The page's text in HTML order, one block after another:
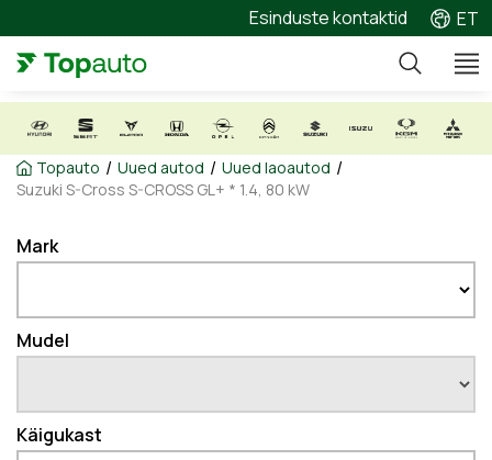
Esinduste kontaktid ET
Topauto / Uued autod / Uued laoautod /
Suzuki S-Cross S-CROSS GL+ * 1.4, 80 kW
Mark
Mudel
Käigukast